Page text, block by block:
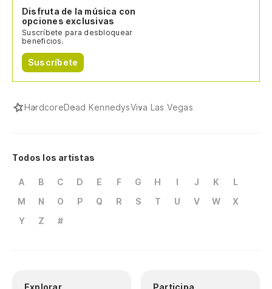
Disfruta de la música con
opciones exclusivas
Suscríbete para desbloquear
beneficios.
Suscríbete
HardcoreDead KennedysViva Las Vegas
Todos los artistas
A B C D E F G H I J K
L
M
N O P Q R S T U V W
X
Y
Z #